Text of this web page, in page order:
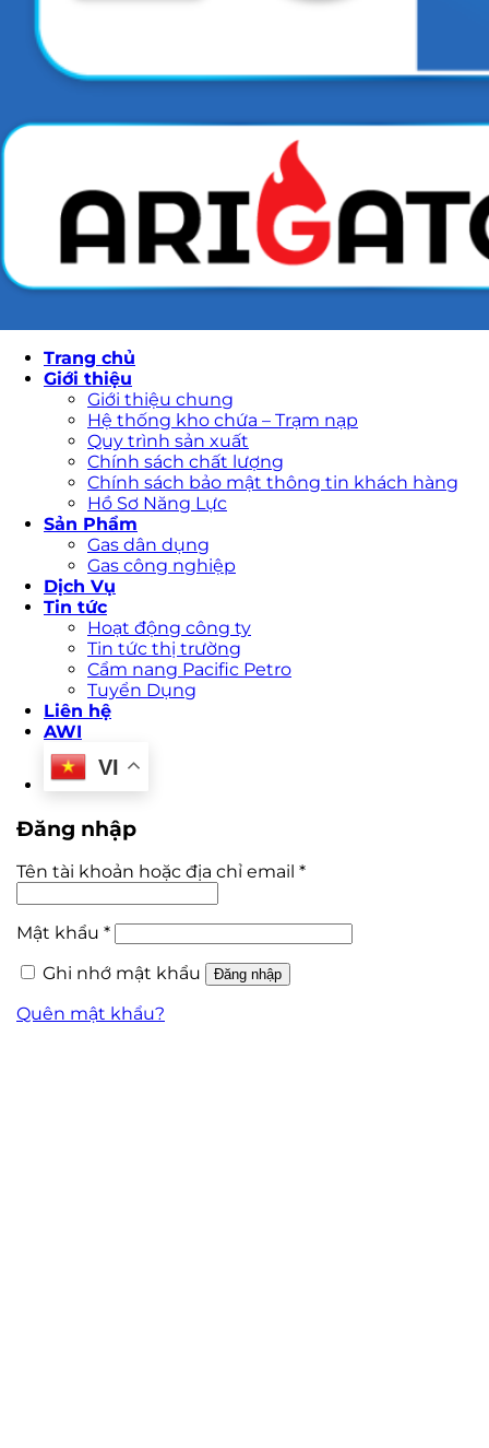
Trang chủ
Giới thiệu
Giới thiệu chung
Hệ thống kho chứa – Trạm nạp
Quy trình sản xuất
Chính sách chất lượng
Chính sách bảo mật thông tin khách hàng
Hồ Sơ Năng Lực
Sản Phẩm
Gas dân dụng
Gas công nghiệp
Dịch Vụ
Tin tức
Hoạt động công ty
Tin tức thị trường
Cẩm nang Pacific Petro
Tuyển Dụng
Liên hệ
AWI
VI
Đăng nhập
Tên tài khoản hoặc địa chỉ email *
Mật khẩu *
Ghi nhớ mật khẩu
Đăng nhập
Quên mật khẩu?